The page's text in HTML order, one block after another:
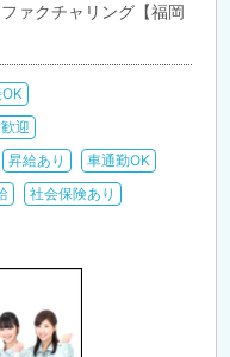
ァクチャリング【福岡
迎
昇給あり
車通勤OK
社会保険あり